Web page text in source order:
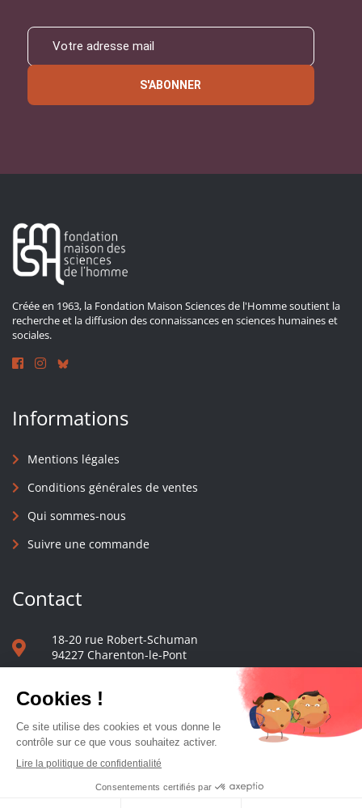
S'ABONNER
Créée en 1963, la Fondation Maison Sciences de l'Homme soutient la
recherche et la diffusion des connaissances en sciences humaines et
sociales.
Informations
Mentions légales
Conditions générales de ventes
Qui sommes-nous
Suivre une commande
Contact
18-20 rue Robert-Schuman
94227 Charenton-le-Pont